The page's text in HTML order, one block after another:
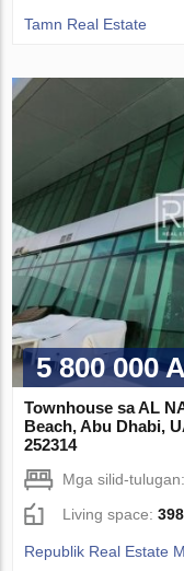
Tamn Real Estate
5 800 000
Townhouse sa AL
Beach, Abu Dhabi,
252314
Mga silid-
Living space:
Republik Real Estate